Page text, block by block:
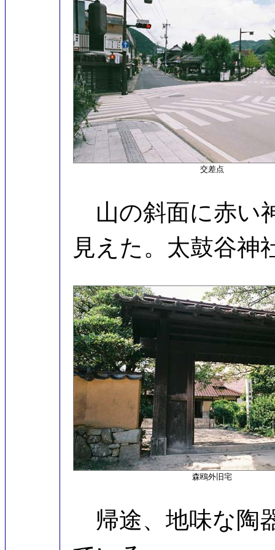
交差点
山の斜面に赤い
見えた。太鼓谷神
森鴎外旧宅
帰途、地味な陶